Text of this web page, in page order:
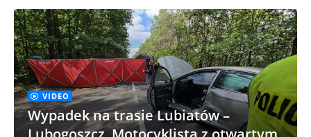
VIDEO
Wypadek na trasie Lubiatów –